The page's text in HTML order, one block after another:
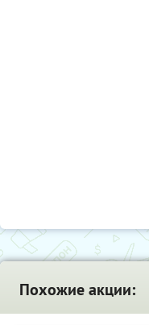
Похожие акции: